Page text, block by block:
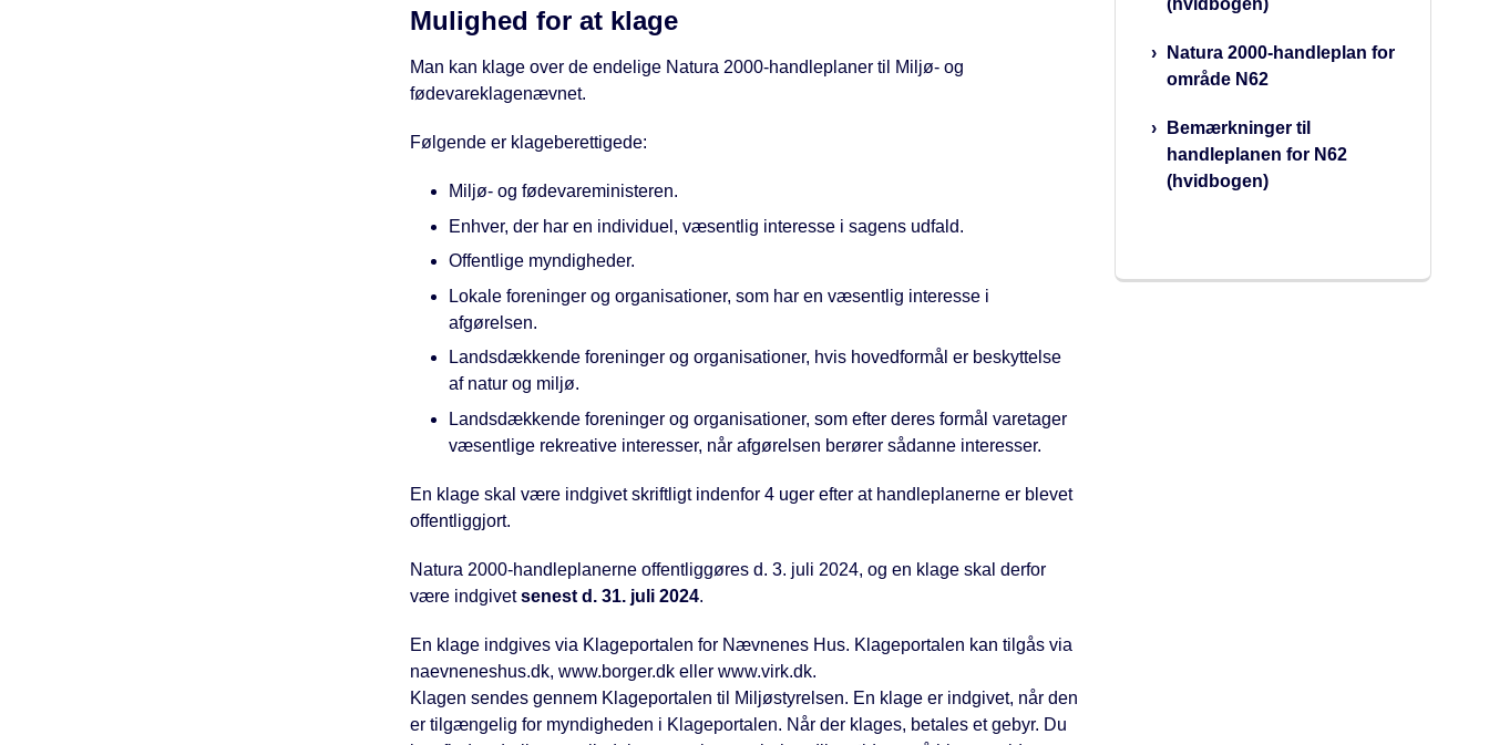
Mulighed for at klage
Man kan klage over de endelige Natura 2000-handleplaner til Miljø- og
fødevareklagenævnet.
Følgende er klageberettigede:
Miljø- og fødevareministeren.
Enhver, der har en individuel, væsentlig interesse i sagens udfald.
Offentlige myndigheder.
Lokale foreninger og organisationer, som har en væsentlig interesse i
afgørelsen.
Landsdækkende foreninger og organisationer, hvis hovedformål er beskyttelse
af natur og miljø.
Landsdækkende foreninger og organisationer, som efter deres formål varetager
væsentlige rekreative interesser, når afgørelsen berører sådanne interesser.
En klage skal være indgivet skriftligt indenfor 4 uger efter at handleplanerne er blevet
offentliggjort.
Natura 2000-handleplanerne offentliggøres d. 3. juli 2024, og en klage skal derfor
være indgivetsenest d. 31. juli 2024.
En klage indgives via Klageportalen for Nævnenes Hus. Klageportalen kan tilgås via
naevneneshus.dk, www.borger.dk eller www.virk.dk.
Klagen sendes gennem Klageportalen til Miljøstyrelsen. En klage er indgivet, når den
er tilgængelig for myndigheden i Klageportalen. Når der klages, betales et gebyr. Du
Natura 2000-handleplan for
område N62
Bemærkninger til
handleplanen for N62
(hvidbogen)